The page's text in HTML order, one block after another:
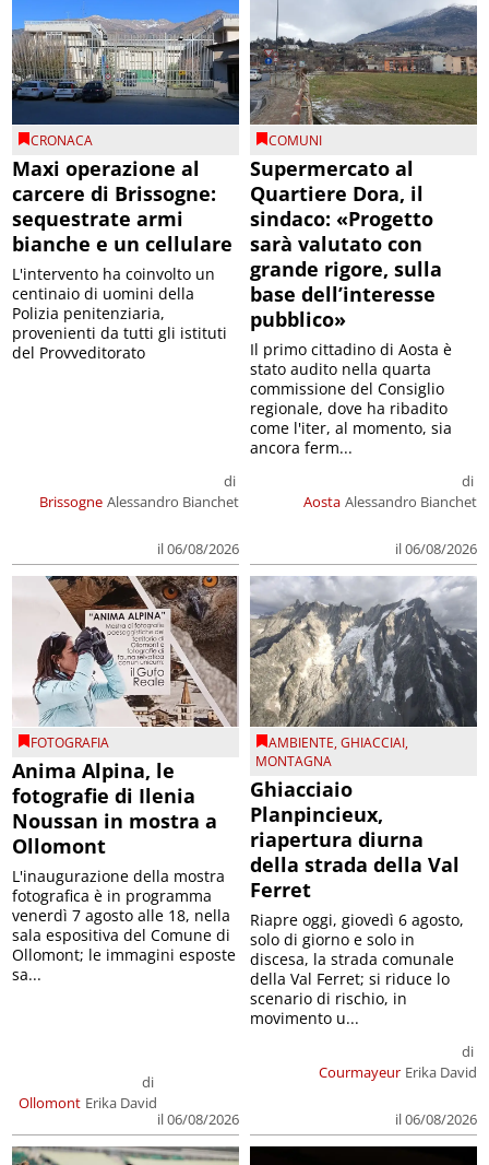
CRONACA
Maxi operazione al
carcere di Brissogne:
sequestrate armi
bianche e un cellulare
Brissogne
di
Alessandro Bianchet
il 06/08/2026
L'intervento ha coinvolto un
centinaio di uomini della
Polizia penitenziaria,
provenienti da tutti gli istituti
del Provveditorato
COMUNI
Supermercato al
Quartiere Dora, il
sindaco: «Progetto
sarà valutato con
grande rigore, sulla
base dell’interesse
pubblico»
Aosta
di
Alessandro Bianchet
il 06/08/2026
Il primo cittadino di Aosta è
stato audito nella quarta
commissione del Consiglio
regionale, dove ha ribadito
come l'iter, al momento, sia
ancora ferm...
FOTOGRAFIA
Anima Alpina, le
fotografie di Ilenia
Noussan in mostra a
Ollomont
Ollomont
di
Erika David
il 06/08/2026
L'inaugurazione della mostra
fotografica è in programma
venerdì 7 agosto alle 18, nella
sala espositiva del Comune di
Ollomont; le immagini esposte
sa...
AMBIENTE,GHIACCIAI,
MONTAGNA
Ghiacciaio
Planpincieux,
riapertura diurna
della strada della Val
Ferret
Courmayeur
di
Erika David
il 06/08/2026
Riapre oggi, giovedì 6 agosto,
solo di giorno e solo in
discesa, la strada comunale
della Val Ferret; si riduce lo
scenario di rischio, in
movimento u...